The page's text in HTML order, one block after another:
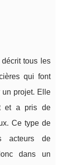
tous les
qui font
un projet. Elle
et a pris de
Ce type de
acteurs de
dans un